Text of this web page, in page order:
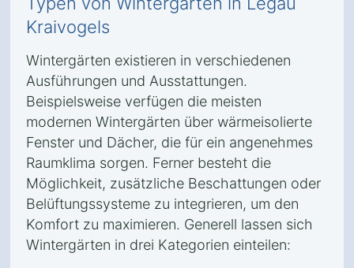
Kraivogels
Wintergärten existieren in verschiedenen
Ausführungen und Ausstattungen.
Beispielsweise verfügen die meisten
modernen Wintergärten über wärmeisolierte
Fenster und Dächer, die für ein angenehmes
Raumklima sorgen. Ferner besteht die
Möglichkeit, zusätzliche Beschattungen oder
Belüftungssysteme zu integrieren, um den
Komfort zu maximieren. Generell lassen sich
Wintergärten in drei Kategorien einteilen: